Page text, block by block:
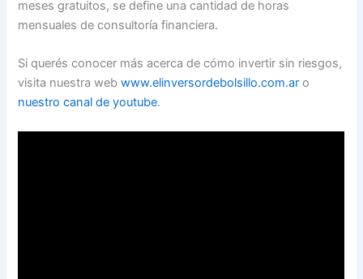
meses gratuitos, se define una cantidad de horas
mensuales de consultoría financiera.
Si querés conocer más acerca de cómo invertir sin riesgos,
visita nuestra webwww.elinversordebolsillo.com.ar o
nuestro canal de youtube.